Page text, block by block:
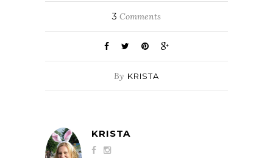
3 Comments
By KRISTA
KRISTA